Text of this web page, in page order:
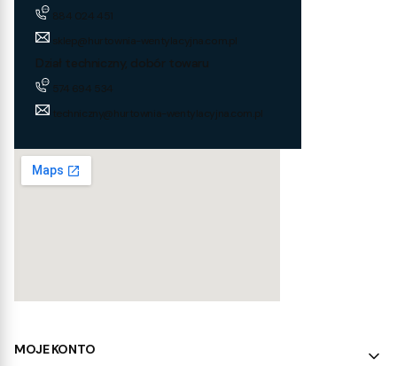
884 024 451
sklep@hurtownia-wentylacyjna.com.pl
Dział techniczny, dobór towaru
574 694 534
techniczny@hurtownia-wentylacyjna.com.pl
Linki w stopce
MOJE KONTO